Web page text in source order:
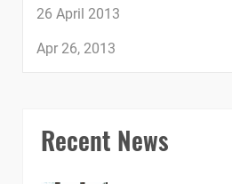
26 April 2013
Apr 26, 2013
Recent News